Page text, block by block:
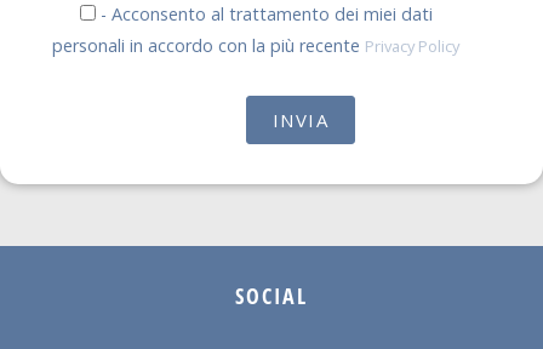
- Acconsento al trattamento dei miei dati
personali in accordo con la più recente Privacy Policy
SOCIAL